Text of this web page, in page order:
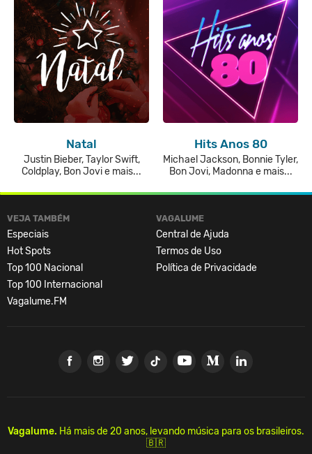
Natal
Justin Bieber, Taylor Swift,
Coldplay, Bon Jovi e mais...
Hits Anos 80
Michael Jackson, Bonnie Tyler,
Bon Jovi, Madonna e mais...
VEJA TAMBÉM
Especiais
Hot Spots
Top 100 Nacional
Top 100 Internacional
Vagalume.FM
VAGALUME
Central de Ajuda
Termos de Uso
Política de Privacidade
Vagalume. Há mais de 20 anos, levando música para os brasileiros.
🇧🇷